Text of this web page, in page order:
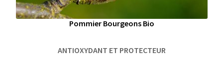
Pommier Bourgeons Bio
ANTIOXYDANT ET PROTECTEUR